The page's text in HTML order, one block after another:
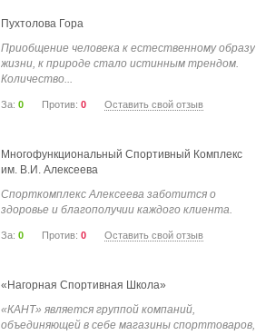
Пухтолова Гора
Приобщение человека к естественному образу
жизни, к природе стало истинным трендом.
Количество...
За: 0 Против: 0 Оставить свой отзыв
Многофункциональный Спортивный Комплекс
им. В.И. Алексеева
Спорткомплекс Алексеева заботится о
здоровье и благополучии каждого клиента.
За: 0 Против: 0 Оставить свой отзыв
«Нагорная Спортивная Школа»
«КАНТ» является группой компаний,
объединяющей в себе магазины спорттоваров,